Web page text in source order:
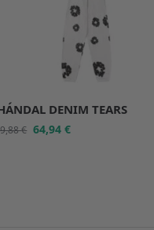
DENIM TEARS
€ 64,94€